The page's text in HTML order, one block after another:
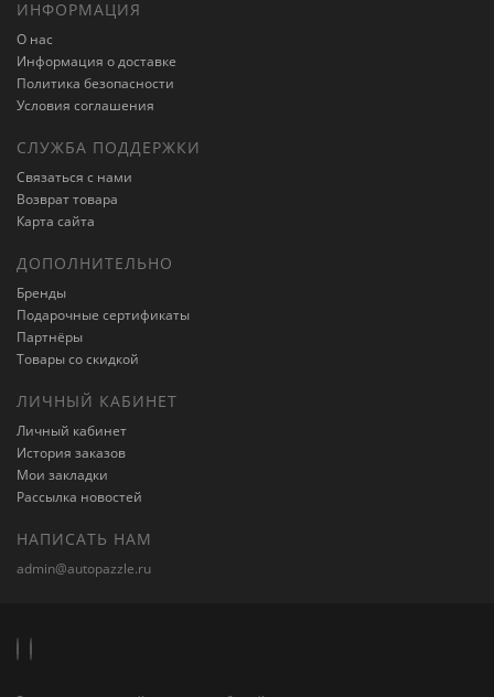
ИНФОРМАЦИЯ
О нас
Информация о доставке
Политика безопасности
Условия соглашения
СЛУЖБА ПОДДЕРЖКИ
Связаться с нами
Возврат товара
Карта сайта
ДОПОЛНИТЕЛЬНО
Бренды
Подарочные сертификаты
Партнёры
Товары со скидкой
ЛИЧНЫЙ КАБИНЕТ
Личный кабинет
История заказов
Мои закладки
Рассылка новостей
НАПИСАТЬ НАМ
admin@autopazzle.ru